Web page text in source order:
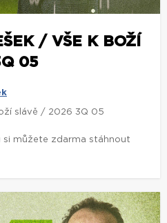
/ VŠE K BOŽÍ
05
slávě / 2026 3Q 05
si můžete zdarma stáhnout